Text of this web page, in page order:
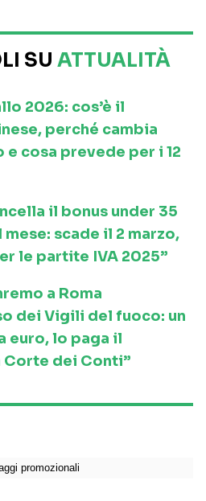
SU ATTUALITÀ
2026: cos’è il
perché cambia
e cosa prevede per i 12
il bonus under 35
scade il 2 marzo,
le partite IVA 2025”
a Roma
dei Vigili del fuoco: un
euro, lo paga il
Corte dei Conti”